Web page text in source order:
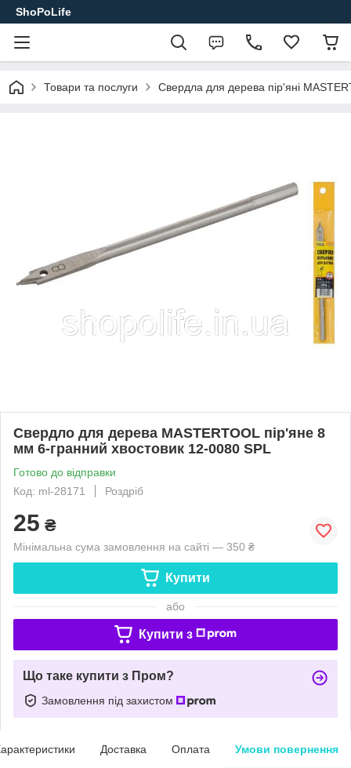
ShoPoLife
Товари та послуги Свердла для дерева пір'яні
Свердло для дерева MASTERTOOL пір'яне 8
мм 6-гранний хвостовик 12-0080 SPL
Готово до відправки
Код: ml-28171
Роздріб
25 ₴
Мінімальна сума замовлення на сайті — 350 ₴
Купити
або
Купити з
Що таке купити з Пром?
Замовлення під захистом
Доставка Оплата Умови повернення